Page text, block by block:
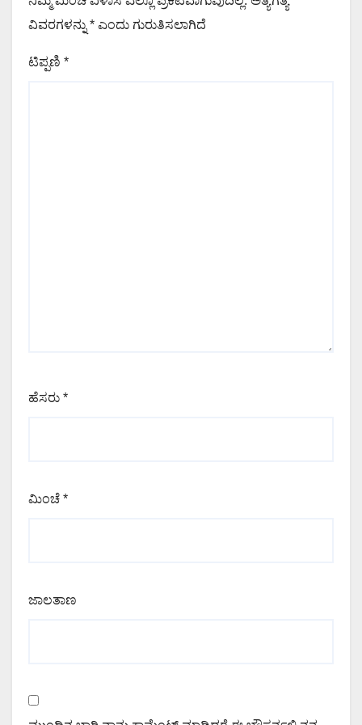
ವಿವರಗಳನ್ನು * ಎಂದು ಗುರುತಿಸಲಾಗಿದೆ
ಟಿಪ್ಪಣಿ *
ಹೆಸರು *
ಮಿಂಚೆ *
ಜಾಲತಾಣ